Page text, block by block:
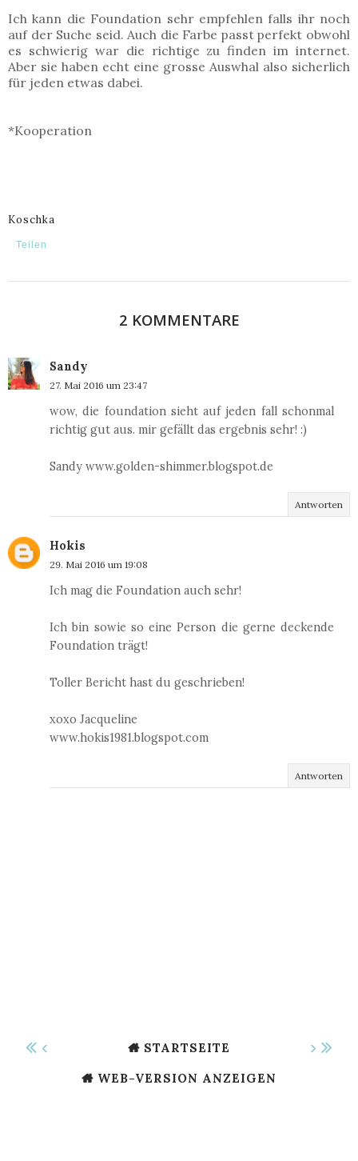
Ich kann die Foundation sehr empfehlen falls ihr noch
auf der Suche seid. Auch die Farbe passt perfekt obwohl
es schwierig war die richtige zu finden im internet.
Aber sie haben echt eine grosse Auswhal also sicherlich
für jeden etwas dabei.
*Kooperation
Koschka
Teilen
2 KOMMENTARE
Sandy
27. Mai 2016 um 23:47
wow, die foundation sieht auf jeden fall schonmal
richtig gut aus. mir gefällt das ergebnis sehr! :)
Sandy www.golden-shimmer.blogspot.de
Antworten
Hokis
29. Mai 2016 um 19:08
Ich mag die Foundation auch sehr!
Ich bin sowie so eine Person die gerne deckende
Foundation trägt!
Toller Bericht hast du geschrieben!
xoxo Jacqueline
www.hokis1981.blogspot.com
Antworten
‹ ›
STARTSEITE
WEB-VERSION ANZEIGEN